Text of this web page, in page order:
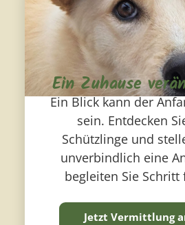
Ein Zuhause
Ein Blick kann der
sein. Entdecken
Schützlinge und
unverbindlich eine
begleiten Sie Schritt
Jetzt Vermittlung